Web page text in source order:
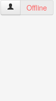
sittich-und-
Offline